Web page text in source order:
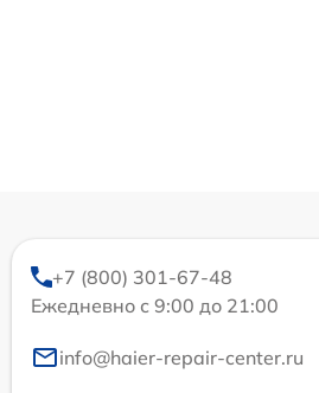
+7 (800) 301-67-48
Ежедневно с 9:00 до 21:00
info@haier-repair-center.ru